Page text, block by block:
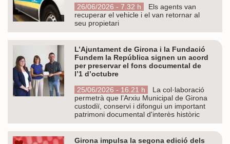
26/06/2026 - 7.32 h
Els agents van
recuperar el vehicle i el van retornar al
seu propietari
L’Ajuntament de Girona i la Fundació
Fundem la República signen un acord
per preservar el fons documental de
l’1 d’octubre
25/06/2026 - 16.21 h
La col·laboració
permetrà que l’Arxiu Municipal de Girona
custodiï, conservi i difongui un important
patrimoni documental d'interès històric
Girona impulsa la segona edició dels